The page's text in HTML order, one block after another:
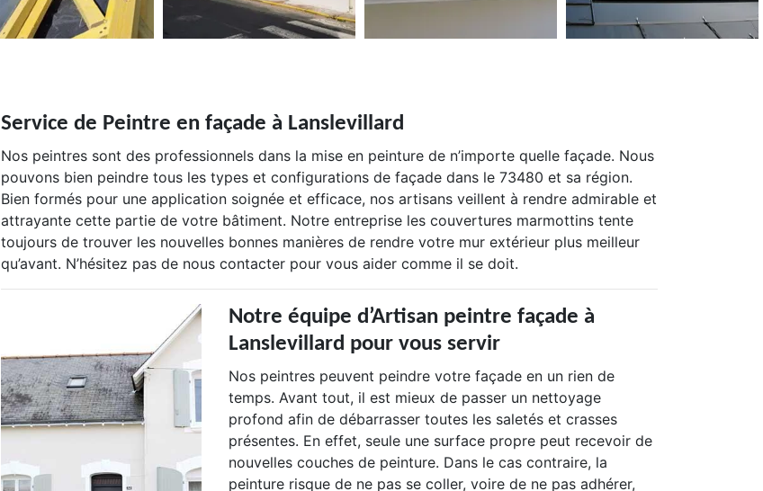
Service de Peintre en façade à Lanslevillard
Nos peintres sont des professionnels dans la mise en peinture de n’importe quelle façade. Nous
pouvons bien peindre tous les types et configurations de façade dans le 73480 et sa région.
Bien formés pour une application soignée et efficace, nos artisans veillent à rendre admirable et
attrayante cette partie de votre bâtiment. Notre entreprise les couvertures marmottins tente
toujours de trouver les nouvelles bonnes manières de rendre votre mur extérieur plus meilleur
qu’avant. N’hésitez pas de nous contacter pour vous aider comme il se doit.
Notre équipe d’Artisan peintre façade à
Lanslevillard pour vous servir
Nos peintres peuvent peindre votre façade en un rien de
temps. Avant tout, il est mieux de passer un nettoyage
profond afin de débarrasser toutes les saletés et crasses
présentes. En effet, seule une surface propre peut recevoir de
nouvelles couches de peinture. Dans le cas contraire, la
peinture risque de ne pas se coller, voire de ne pas adhérer,